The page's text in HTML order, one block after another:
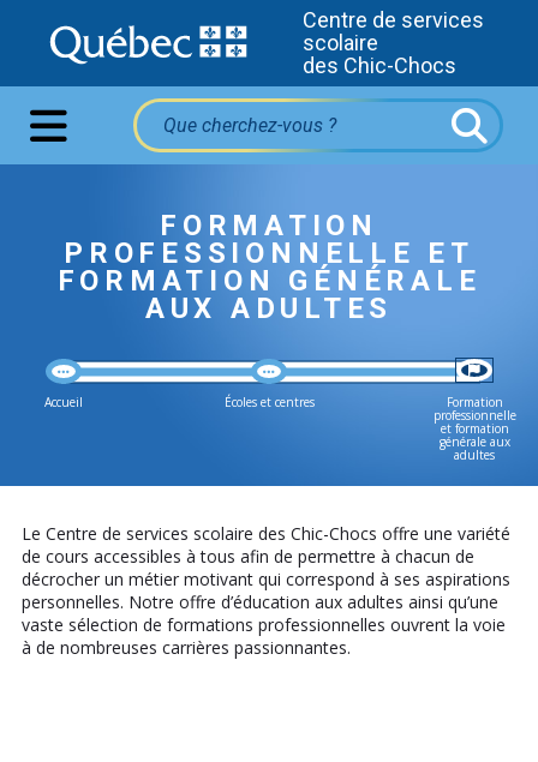
Centre de services
scolaire
des Chic-Chocs
FORMATION
PROFESSIONNELLE ET
FORMATION GÉNÉRALE
AUX ADULTES
Accueil Écoles et centres Formation
professionnelle
et formation
générale aux
adultes
Le Centre de services scolaire des Chic-Chocs offre une variété
de cours accessibles à tous afin de permettre à chacun de
décrocher un métier motivant qui correspond à ses aspirations
personnelles. Notre offre d’éducation aux adultes ainsi qu’une
vaste sélection de formations professionnelles ouvrent la voie
à de nombreuses carrières passionnantes.